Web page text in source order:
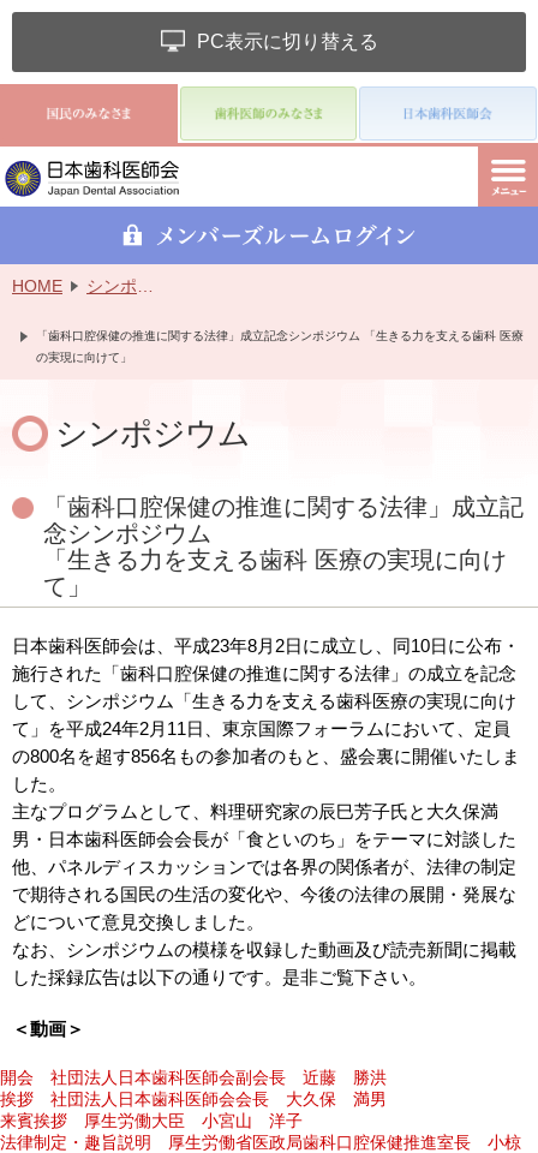
PC表示に切り替える
HOME
「歯科口腔保健の推進に関する法律」成立記念シンポジウム 「生きる力を支える歯科 医療
の実現に向けて」
シンポジウム
「歯科口腔保健の推進に関する法律」成立記
念シンポジウム
「生きる力を支える歯科 医療の実現に向け
て」
日本歯科医師会は、平成23年8月2日に成立し、同10日に公布・
施行された「歯科口腔保健の推進に関する法律」の成立を記念
して、シンポジウム「生きる力を支える歯科医療の実現に向け
て」を平成24年2月11日、東京国際フォーラムにおいて、定員
の800名を超す856名もの参加者のもと、盛会裏に開催いたしま
した。
主なプログラムとして、料理研究家の辰巳芳子氏と大久保満
男・日本歯科医師会会長が「食といのち」をテーマに対談した
他、パネルディスカッションでは各界の関係者が、法律の制定
で期待される国民の生活の変化や、今後の法律の展開・発展な
どについて意見交換しました。
なお、シンポジウムの模様を収録した動画及び読売新聞に掲載
した採録広告は以下の通りです。是非ご覧下さい。
＜動画＞
開会 社団法人日本歯科医師会副会長 近藤 勝洪
挨拶 社団法人日本歯科医師会会長 大久保 満男
来賓挨拶 厚生労働大臣 小宮山 洋子
法律制定・趣旨説明 厚生労働省医政局歯科口腔保健推進室長 小椋